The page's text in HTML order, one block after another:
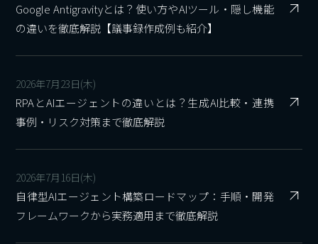
Google Antigravityとは？使い方やAIツール・隠し機能
の違いを徹底解説【議事録作成例も紹介】
2026年7月23日(木)
RPAとAIエージェントの違いとは？生成AI比較・連携
事例・リスク対策まで徹底解説
2026年7月16日(木)
自律型AIエージェント構築ロードマップ：手順・開発
フレームワークから実務適用まで徹底解説